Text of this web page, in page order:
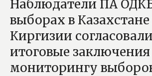
Наблюдатели ПА
выборах в
Киргизии согласовали
итоговые
мониторингу